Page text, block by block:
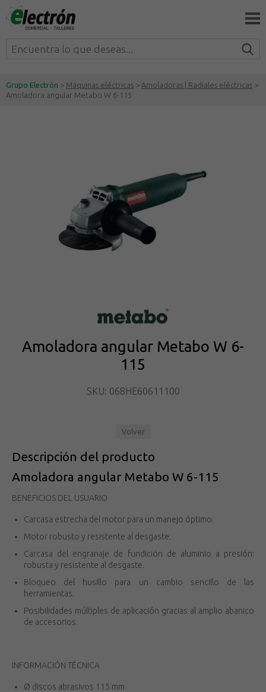
Grupo Electrón > Máquinas eléctricas > Amoladoras | Radiales eléctricas >
Amoladora angular Metabo W 6-115
Amoladora angular Metabo W 6-
115
SKU: 068HE60611100
Volver
Descripción del producto
Amoladora angular Metabo W 6-115
BENEFICIOS DEL USUARIO
Carcasa estrecha del motor para un manejo óptimo.
Motor robusto y resistente al desgaste.
Carcasa del engranaje de fundición de aluminio a presión:
robusta y resistente al desgaste.
Bloqueo del husillo para un cambio sencillo de las
herramientas.
Posibilidades múltiples de aplicación gracias al amplio abanico
de accesorios.
INFORMACIÓN TÉCNICA
Ø discos abrasivos 115 mm